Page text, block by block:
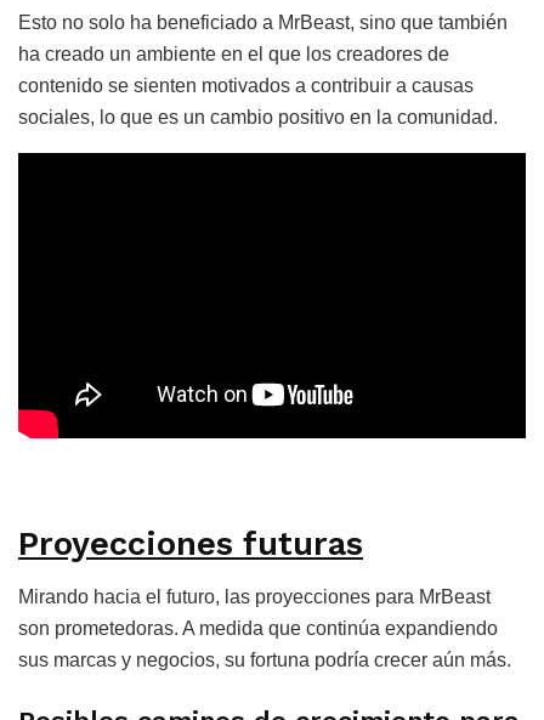
Esto no solo ha beneficiado a MrBeast, sino que también
ha creado un ambiente en el que los creadores de
contenido se sienten motivados a contribuir a causas
sociales, lo que es un cambio positivo en la comunidad.
Proyecciones futuras
Mirando hacia el futuro, las proyecciones para MrBeast
son prometedoras. A medida que continúa expandiendo
sus marcas y negocios, su fortuna podría crecer aún más.